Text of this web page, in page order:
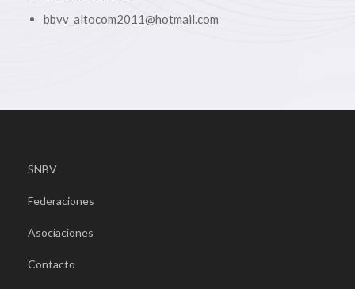
bbvv_altocom2011@hotmail.com
SNBV
Federaciones
Asociaciones
Contacto